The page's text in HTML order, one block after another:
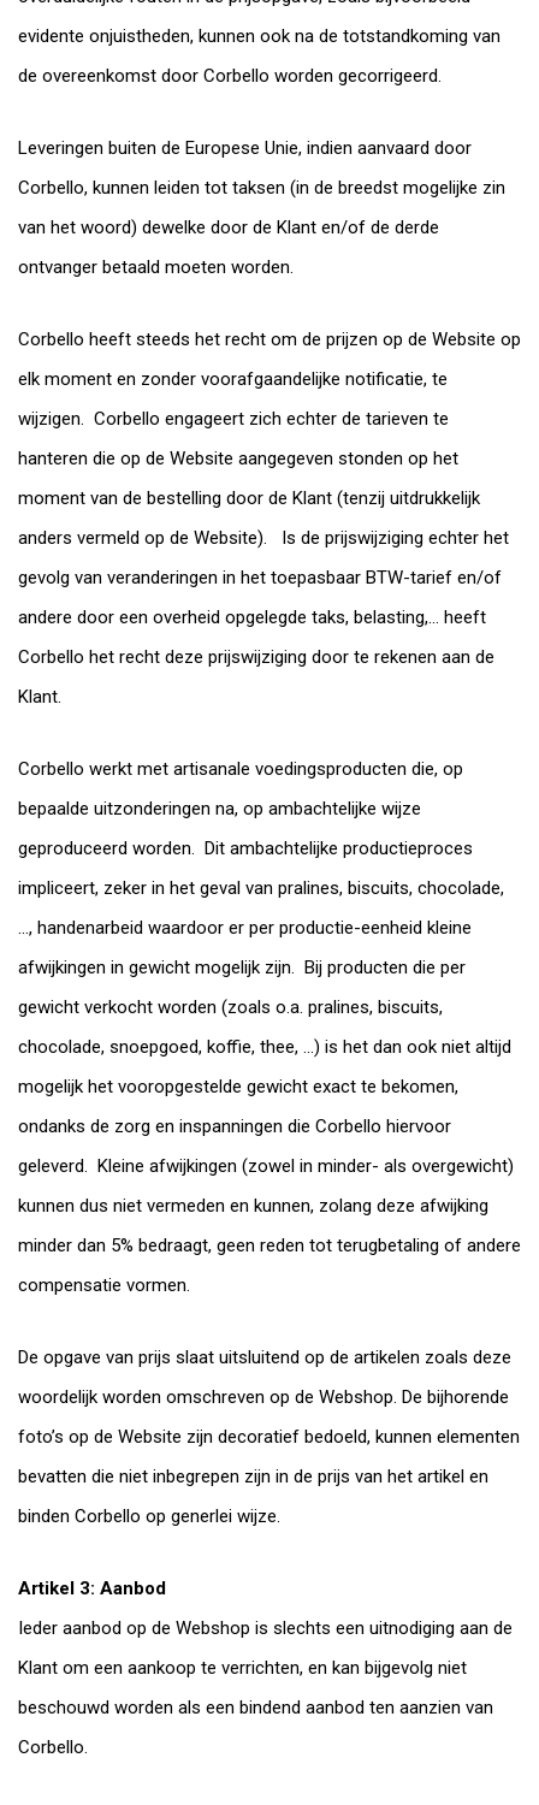
evidente onjuistheden, kunnen ook na de totstandkoming van
de overeenkomst door Corbello worden gecorrigeerd.
Leveringen buiten de Europese Unie, indien aanvaard door
Corbello, kunnen leiden tot taksen (in de breedst mogelijke zin
van het woord) dewelke door de Klant en/of de derde
ontvanger betaald moeten worden.
Corbello heeft steeds het recht om de prijzen op de Website op
elk moment en zonder voorafgaandelijke notificatie, te
wijzigen. Corbello engageert zich echter de tarieven te
hanteren die op de Website aangegeven stonden op het
moment van de bestelling door de Klant (tenzij uitdrukkelijk
anders vermeld op de Website). Is de prijswijziging echter het
gevolg van veranderingen in het toepasbaar BTW-tarief en/of
andere door een overheid opgelegde taks, belasting,… heeft
Corbello het recht deze prijswijziging door te rekenen aan de
Klant.
Corbello werkt met artisanale voedingsproducten die, op
bepaalde uitzonderingen na, op ambachtelijke wijze
geproduceerd worden. Dit ambachtelijke productieproces
impliceert, zeker in het geval van pralines, biscuits, chocolade,
..., handenarbeid waardoor er per productie-eenheid kleine
afwijkingen in gewicht mogelijk zijn. Bij producten die per
gewicht verkocht worden (zoals o.a. pralines, biscuits,
chocolade, snoepgoed, koffie, thee, ...) is het dan ook niet altijd
mogelijk het vooropgestelde gewicht exact te bekomen,
ondanks de zorg en inspanningen die Corbello hiervoor
geleverd. Kleine afwijkingen (zowel in minder- als overgewicht)
kunnen dus niet vermeden en kunnen, zolang deze afwijking
minder dan 5% bedraagt, geen reden tot terugbetaling of andere
compensatie vormen.
De opgave van prijs slaat uitsluitend op de artikelen zoals deze
woordelijk worden omschreven op de Webshop. De bijhorende
foto’s op de Website zijn decoratief bedoeld, kunnen elementen
bevatten die niet inbegrepen zijn in de prijs van het artikel en
binden Corbello op generlei wijze.
Artikel 3: Aanbod
Ieder aanbod op de Webshop is slechts een uitnodiging aan de
Klant om een aankoop te verrichten, en kan bijgevolg niet
beschouwd worden als een bindend aanbod ten aanzien van
Corbello.